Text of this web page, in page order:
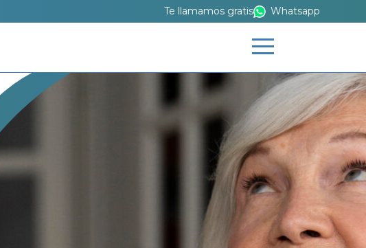
Te llamamos gratis Whatsapp